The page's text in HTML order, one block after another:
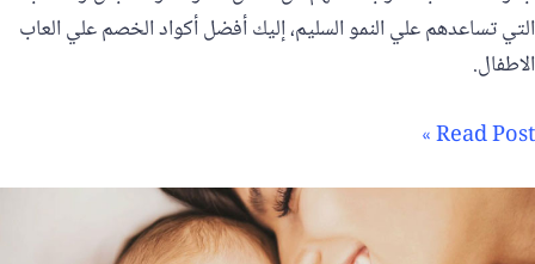
التي تساعدهم علي النمو السليم، إليك أفضل أكواد الخصم علي العاب
الاطفال.
Read Post »